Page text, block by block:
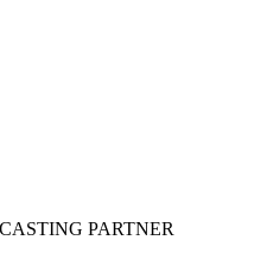
PARTNER